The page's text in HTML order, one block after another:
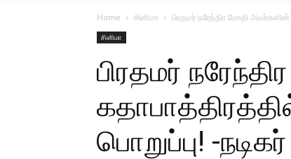
Home சினிமா பிரதமர் நரேந்திர மோதி அவர்களின்
சினிமா
பிரதமர்
பொறுப்பு! -